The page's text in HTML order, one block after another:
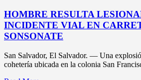
HOMBRE RESULTA
INCIDENTE VIAL EN
SONSONATE
San Salvador, El Salvador. — Una
cohetería ubicada en la colonia San